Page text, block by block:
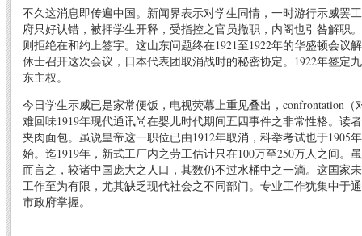
不久这消息即传遍中国。新闻界表示对学生同情，一时游行示威罢
府只好认错，被押学生开释，受指控之官员撤职，内阁也引咎解职
则拒绝在和约上签字。这山东问题终在1921至1922年的华盛顿会议
休士召开这次会议，日本代表团取消战时的秘密协定。1922年签定
东主权。
今日学生示威已是家常便饭，电视荧幕上重见叠出，confrontation
难回味1919年现代通讯尚在婴儿时代期间五四事件之非常性格。读
夹肉面包。虽说皇帝这一职位已由1912年取消，科举考试也于1905
始。迄1919年，新式工厂内之劳工估计只在100万至250万人之间。
而言之，较诸中国庞大之人口，其数仍不过水桶中之一滴。这国家
工作至为有限，尤其缺乏现代社会之不同部门。专业工作犹集中于
市政府掌握。